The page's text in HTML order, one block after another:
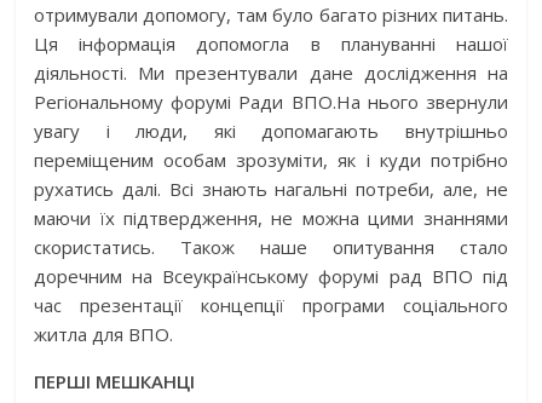
отримували допомогу, там було багато різних питань.
Ця інформація допомогла в плануванні нашої
діяльності. Ми презентували дане дослідження на
Регіональному форумі Ради ВПО.На нього звернули
увагу і люди, які допомагають внутрішньо
переміщеним особам зрозуміти, як і куди потрібно
рухатись далі. Всі знають нагальні потреби, але, не
маючи їх підтвердження, не можна цими знаннями
скористатись. Також наше опитування стало
доречним на Всеукраїнському форумі рад ВПО під
час презентації концепції програми соціального
житла для ВПО.
ПЕРШІ МЕШКАНЦІ